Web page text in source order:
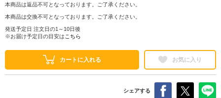
本商品は返品不可となっております。ご了承ください。
本商品は交換不可となっております。ご了承ください。
発送予定日 注文日の1～10日後
※お届け予定日の目安は こちら
カートに入れる お気に入り
シェアする